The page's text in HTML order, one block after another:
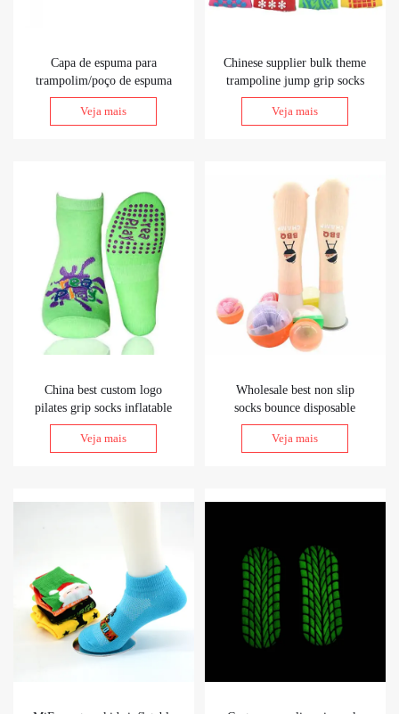
Capa de espuma para
trampolim/poço de espuma
de playground indoor
Veja mais
Chinese supplier bulk theme
trampoline jump grip socks
for trampoline park
Veja mais
China best custom logo
pilates grip socks inflatable
park half grip socks
Veja mais
Wholesale best non slip
socks bounce disposable
non slip socks bulk
Veja mais